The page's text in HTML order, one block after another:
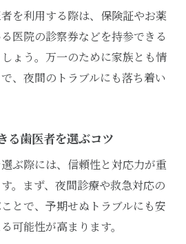
間歯医者が役立つシーンとは
急が求められる現代の背景
放置できない理由と歯医者の
用時に知っておくべき費用
急の費用相場と支払いの注意
者の費用に関するよくある疑
を利用する際は、保険証やお薬
医院の診察券などを持参できる
ょう。万一のために家族とも情
、夜間のトラブルにも落ち着い
る歯医者を選ぶコツ
ぶ際には、信頼性と対応力が重
。まず、夜間診療や救急対応の
とで、予期せぬトラブルにも安
可能性が高まります。